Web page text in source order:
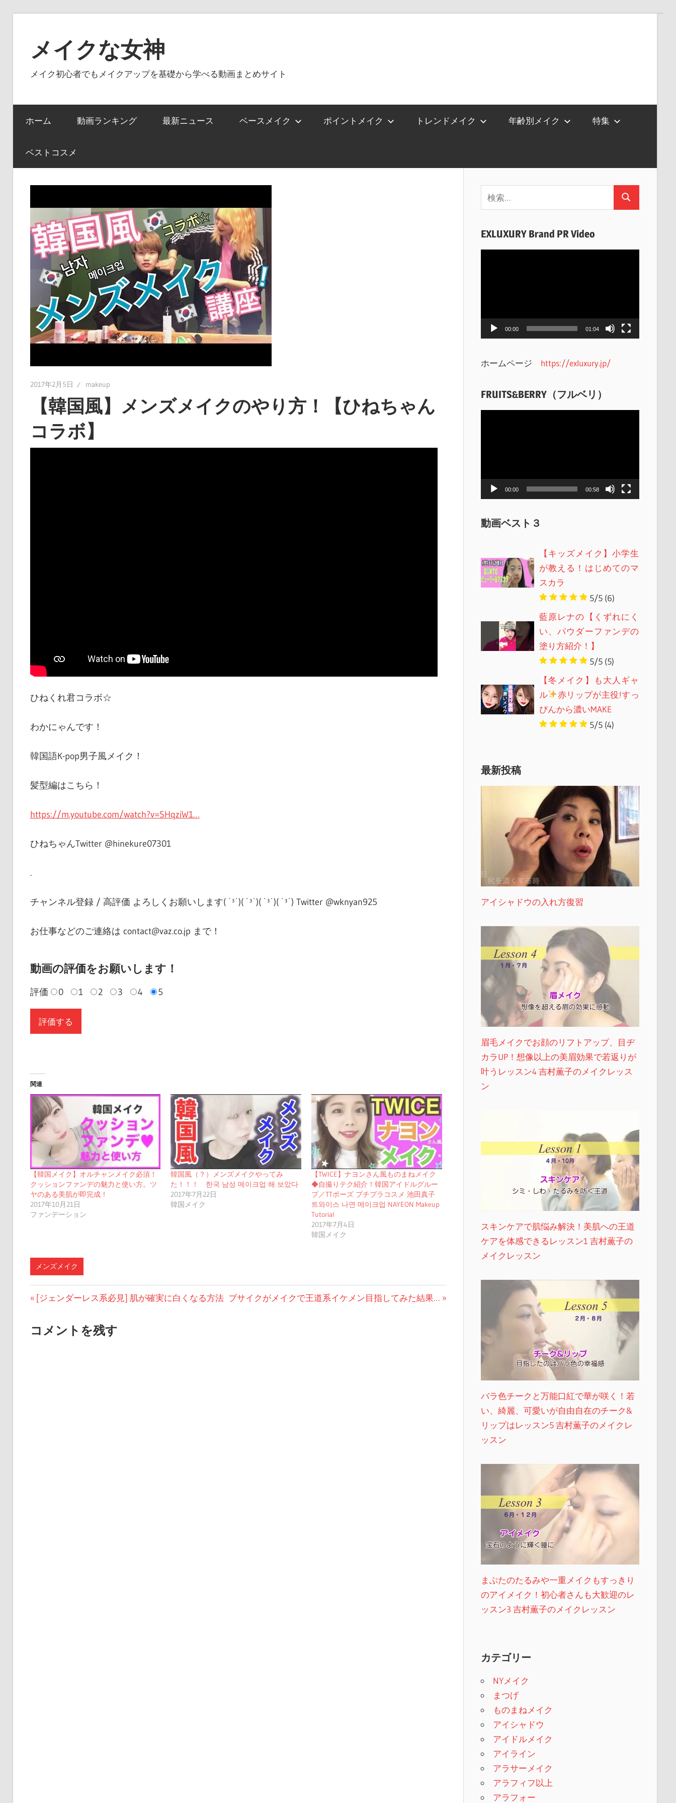
ス
メイクな女神
メイク初心者でもメイクアップを基礎から学べる動画まとめサイト
ホーム 動画ランキング 最新ニュース ベースメイク ポイントメイク トレンドメイク 年齢別メイク 特集
ベストコスメ
2017年2月5日 makeup
【韓国風】メンズメイクのやり方！【ひねちゃん
コラボ】
ひねくれ君コラボ☆
わかにゃんです！
韓国語K-pop男子風メイク！
髪型編はこちら！
https://m.youtube.com/watch?v=SHqziW1…
ひねちゃんTwitter @hinekure07301
.
チャンネル登録 / 高評価 よろしくお願いします( ˙³˙)( ˙³˙)( ˙³˙)( ˙³˙) Twitter @wknyan925
お仕事などのご連絡は contact@vaz.co.jp まで！
動画の評価をお願いします！
評価 0 1 2 3 4 5
関連
【韓国メイク】オルチャンメイク必須！
クッションファンデの魅力と使い方。ツ
ヤのある美肌が即完成！
2017年10月21日
ファンデーション
韓国風（？）メンズメイクやってみ
た！！！ 한국 남성 메이크업 해 보았다
2017年7月22日
韓国メイク
【TWICE】ナヨンさん風ものまねメイク
◆自撮りテク紹介！韓国アイドルグルー
プ／TTポーズ プチプラコスメ 池田真子
트와이스 나연 메이크업 NAYEON Makeup
Tutorial
2017年7月4日
韓国メイク
メンズメイク
投
ナ
前
投
[ジェンダーレス系必見] 肌が確実に白くなる方法 次
ブサイクがメイクで王道系イケメン目指してみた結果…
コメントを残す
検
EXLUXURY Brand PR Video
00:00 01:04
ホームページ https://exluxury.jp/
FRUITS&BERRY（フルベリ）
00:00 00:58
動画ベスト３
【キッズメイク】小学生
が教える！はじめてのマ
スカラ
5/5 (6)
藍原レナの【くずれにく
い、パウダーファンデの
塗り方紹介！】
5/5 (5)
【冬メイク】も大人ギャ
ル
赤リップが主役!すっ
ぴんから濃いMAKE
5/5 (4)
最新投稿
アイシャドウの入れ方復習
眉毛メイクでお顔のリフトアップ、目ヂ
カラUP！想像以上の美眉効果で若返りが
叶うレッスン4 吉村薫子のメイクレッス
ン
スキンケアで肌悩み解決！美肌への王道
ケアを体感できるレッスン1 吉村薫子の
メイクレッスン
バラ色チークと万能口紅で華が咲く！若
い、綺麗、可愛いが自由自在のチーク&
リップはレッスン5 吉村薫子のメイクレ
ッスン
まぶたのたるみや一重メイクもすっきり
のアイメイク！初心者さんも大歓迎のレ
ッスン3 吉村薫子のメイクレッスン
カテゴリー
NYメイク
まつげ
ものまねメイク
アイシャドウ
アイドルメイク
アイライン
アラサーメイク
アラフィフ以上
アラフォー